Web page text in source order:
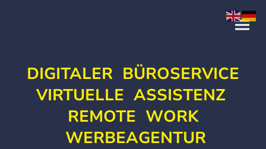
DIGITALER BÜROSERVICE
VIRTUELLE ASSISTENZ
REMOTE WORK
WERBEAGENTUR